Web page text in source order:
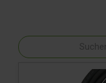
Modell 800-